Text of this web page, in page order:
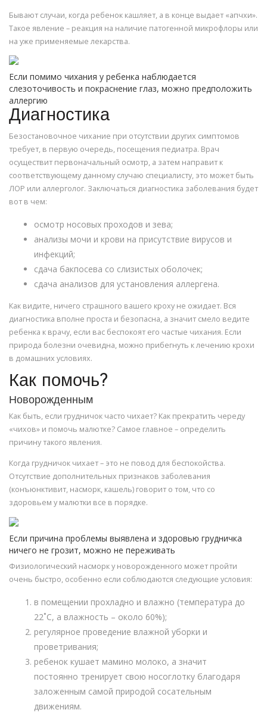
Бывают случаи, когда ребенок кашляет, а в конце выдает «апчхи».
Такое явление – реакция на наличие патогенной микрофлоры или
на уже применяемые лекарства.
Если помимо чихания у ребенка наблюдается
слезоточивость и покраснение глаз, можно предположить
аллергию
Диагностика
Безостановочное чихание при отсутствии других симптомов
требует, в первую очередь, посещения педиатра. Врач
осуществит первоначальный осмотр, а затем направит к
соответствующему данному случаю специалисту, это может быть
ЛОР или аллерголог. Заключаться диагностика заболевания будет
вот в чем:
осмотр носовых проходов и зева;
анализы мочи и крови на присутствие вирусов и
инфекций;
сдача бакпосева со слизистых оболочек;
сдача анализов для установления аллергена.
Как видите, ничего страшного вашего кроху не ожидает. Вся
диагностика вполне проста и безопасна, а значит смело ведите
ребенка к врачу, если вас беспокоят его частые чихания. Если
природа болезни очевидна, можно прибегнуть к лечению крохи
в домашних условиях.
Как помочь?
Новорожденным
Как быть, если грудничок часто чихает? Как прекратить череду
«чихов» и помочь малютке? Самое главное – определить
причину такого явления.
Когда грудничок чихает – это не повод для беспокойства.
Отсутствие дополнительных признаков заболевания
(конъюнктивит, насморк, кашель) говорит о том, что со
здоровьем у малютки все в порядке.
Если причина проблемы выявлена и здоровью грудничка
ничего не грозит, можно не переживать
Физиологический насморк у новорожденного может пройти
очень быстро, особенно если соблюдаются следующие условия:
в помещении прохладно и влажно (температура до
22˚С, а влажность – около 60%);
регулярное проведение влажной уборки и
проветривания;
ребенок кушает мамино молоко, а значит
постоянно тренирует свою носоглотку благодаря
заложенным самой природой сосательным
движениям.